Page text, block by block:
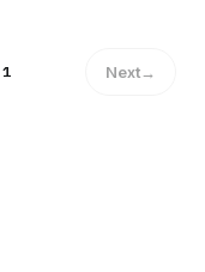
ein paar heiße
1 Next→